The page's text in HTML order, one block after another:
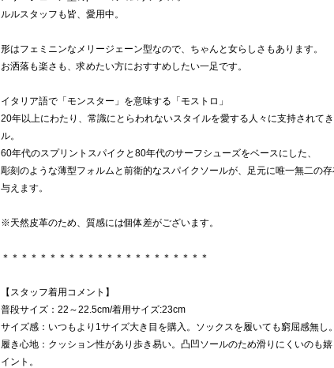
ルルスタッフも皆、愛用中。
形はフェミニンなメリージェーン型なので、ちゃんと女らしさもあります。
お洒落も楽さも、求めたい方におすすめしたい一足です。
イタリア語で「モンスター」を意味する「モストロ」
20年以上にわたり、常識にとらわれないスタイルを愛する人々に支持されて
ル。
60年代のスプリントスパイクと80年代のサーフシューズをベースにした、
彫刻のような薄型フォルムと前衛的なスパイクソールが、足元に唯一無二の存
与えます。
※天然皮革のため、質感には個体差がございます。
＊＊＊＊＊＊＊＊＊＊＊＊＊＊＊＊＊＊＊＊＊＊
【スタッフ着用コメント】
普段サイズ：22～22.5cm/着用サイズ:23cm
サイズ感：いつもより1サイズ大き目を購入。ソックスを履いても窮屈感無し。
履き心地：クッション性があり歩き易い。凸凹ソールのため滑りにくいのも
イント。